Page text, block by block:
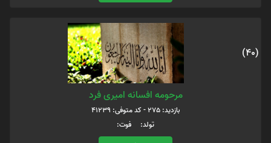
(40)
مرحومه افسانه امیری فرد
بازدید: 275 - کد متوفی: 41239
تولد: فوت: